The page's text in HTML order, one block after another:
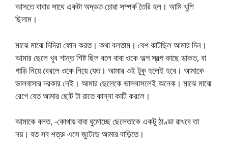
আসতে বাবার সাথে একটা অদ্ভত চোরা সম্পর্ক তৈরি হল। আমি খুশি
ছিলাম।
মাঝে মাঝে দিদিরা ফোন করত। কথা বলতাম। বেশ কাটছিল আমার দিন।
আমার ছেলে খুব শান্ত শিষ্ট ছিল বলে বাবা ওকে অল্প স্বল্প কাছে ডাকত, বা
গাড়ি নিয়ে বেরলে ওকে নিয়ে যেত। আমার ওই টুকু হলেই হবে। আমাকে
ভালবাসার দরকার নেই। আমার ছেলেকে ভালবাসলেই অনেক। মাঝে মাঝে
রেগে যেত আমার ছোট টা রাতে কান্না কাটি করলে।
আমাকে বলত, -কোথায় বাবা ঘুমোচ্ছে ছেলেতাকে একটু ঠাণ্ডা রাখবে তা
নয়। যত সব শত্রু এসে জুটেছে আমার বাড়িতে।